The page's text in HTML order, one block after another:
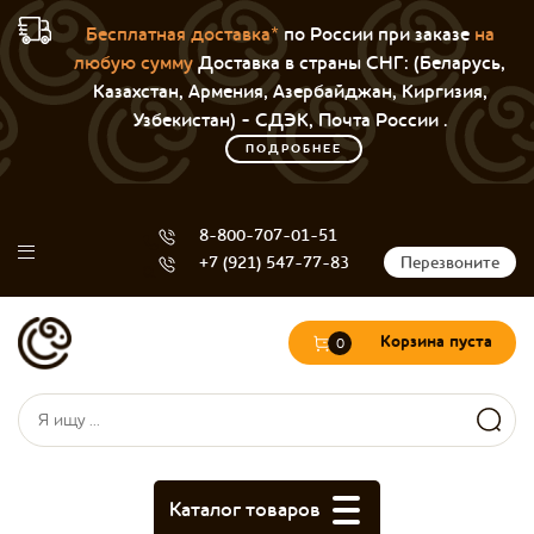
Бесплатная доставка*по России при заказе на
любую суммуДоставка в страны СНГ: (Беларусь,
Казахстан, Армения, Азербайджан, Киргизия,
Узбекистан) - СДЭК, Почта России .
ПОДРОБНЕЕ
8-800-707-01-51
+7 (921) 547-77-83
Перезвоните
Форма поиска
Поиск
0 Корзина пуста
Каталог товаров